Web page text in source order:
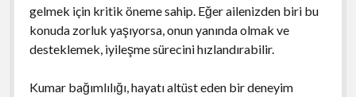
gelmek için kritik öneme sahip. Eğer ailenizden biri bu
konuda zorluk yaşıyorsa, onun yanında olmak ve
desteklemek, iyileşme sürecini hızlandırabilir.
Kumar bağımlılığı, hayatı altüst eden bir deneyim